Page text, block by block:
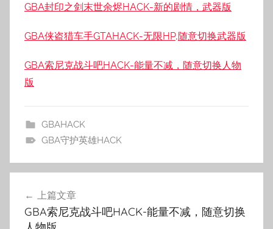
GBA封印之剑末世余烬HACK-新的剧情，武器版
GBA侠盗猎车手GTAHACK-无限HP,随意切换武器版
GBA索尼克战斗吧HACK-能量不减，随意切换人物
版
GBAHACK
GBA守护英雄HACK
上篇文章
GBA索尼克战斗吧HACK-能量不减，随意切换